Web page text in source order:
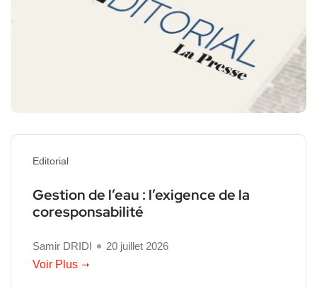
Editorial
Gestion de l’eau : l’exigence de la
coresponsabilité
Samir DRIDI
20 juillet 2026
Voir Plus